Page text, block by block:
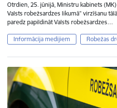
Otrdien, 25. jūnijā, Ministru kabinets
Valsts robežsardzes likumā” virzīšanu
paredz papildināt Valsts robežsardzes…
Informācija medijiem Robežas